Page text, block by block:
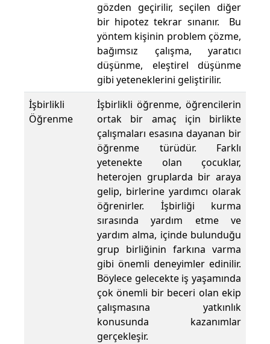
gözden geçirilir, seçilen diğer
bir hipotez tekrar sınanır. Bu
yöntem kişinin problem çözme,
bağımsız çalışma, yaratıcı
düşünme, eleştirel düşünme
gibi yeteneklerini geliştirilir.
İşbirlikli
Öğrenme
İşbirlikli öğrenme, öğrencilerin
ortak bir amaç için birlikte
çalışmaları esasına dayanan bir
öğrenme türüdür. Farklı
yetenekte olan çocuklar,
heterojen gruplarda bir araya
gelip, birlerine yardımcı olarak
öğrenirler. İşbirliği kurma
sırasında yardım etme ve
yardım alma, içinde bulunduğu
grup birliğinin farkına varma
gibi önemli deneyimler edinilir.
Böylece gelecekte iş yaşamında
çok önemli bir beceri olan ekip
çalışmasına yatkınlık
konusunda kazanımlar
gerçekleşir.